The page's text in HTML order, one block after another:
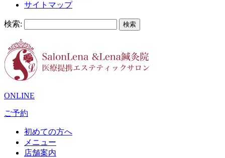
サイトマップ
検索:
ONLINE
ご予約
初めての方へ
メニュー
店舗案内